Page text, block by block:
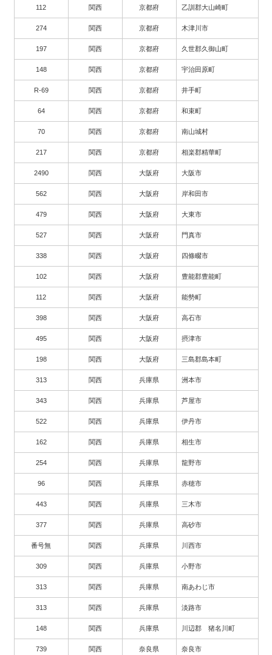
112 関西 京都府 乙訓郡大山崎町
274 関西 京都府 木津川市
197 関西 京都府 久世郡久御山町
148 関西 京都府 宇治田原町
R-69 関西 京都府 井手町
64 関西 京都府 和束町
70 関西 京都府 南山城村
217 関西 京都府 相楽郡精華町
2490 関西 大阪府 大阪市
562 関西 大阪府 岸和田市
479 関西 大阪府 大東市
527 関西 大阪府 門真市
338 関西 大阪府 四條畷市
102 関西 大阪府 豊能郡豊能町
112 関西 大阪府 能勢町
398 関西 大阪府 高石市
495 関西 大阪府 摂津市
198 関西 大阪府 三島郡島本町
313 関西 兵庫県 洲本市
343 関西 兵庫県 芦屋市
522 関西 兵庫県 伊丹市
162 関西 兵庫県 相生市
254 関西 兵庫県 龍野市
96 関西 兵庫県 赤穂市
443 関西 兵庫県 三木市
377 関西 兵庫県 高砂市
番号無 関西 兵庫県 川西市
309 関西 兵庫県 小野市
313 関西 兵庫県 南あわじ市
313 関西 兵庫県 淡路市
148 関西 兵庫県 川辺郡 猪名川町
739 関西 奈良県 奈良市